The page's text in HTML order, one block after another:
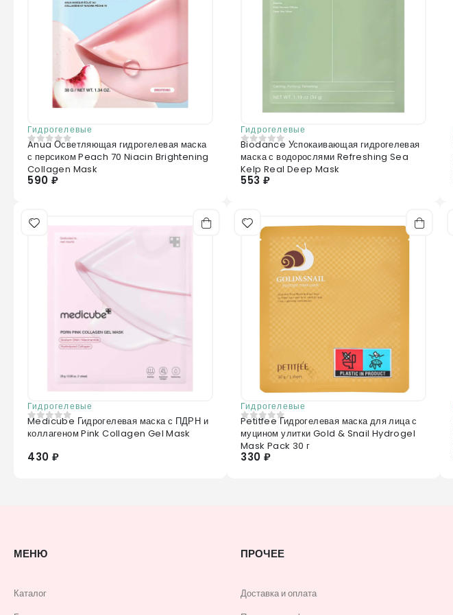
Гидрогелевые
0из 5
Anua Осветляющая гидрогелевая маска
с персиком Peach 70 Niacin Brightening
Collagen Mask
590 ₽
Гидрогелевые
0из 5
Biodance Успокаивающая гидрогелевая
маска с водорослями Refreshing Sea
Kelp Real Deep Mask
553 ₽
Гидрогелевые
0из 5
Medicube Гидрогелевая маска с ПДРН и
коллагеном Pink Collagen Gel Mask
430 ₽
Гидрогелевые
0 из 5
Petitfee Гидрогелевая маска для лица с
муцином улитки Gold & Snail Hydrogel
Mask Pack 30 г
330 ₽
МЕНЮ
Каталог
ПРОЧЕЕ
Доставка и оплата